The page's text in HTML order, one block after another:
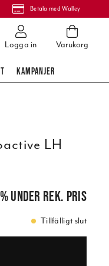
Betala med Walley
Logga in Varukorg
KAMPANJER
LH
%under rek. pris
Tillfälligt slut